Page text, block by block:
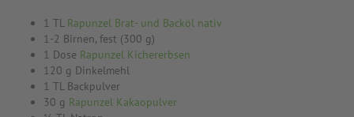
1 TL Rapunzel Brat- und Backöl nativ
1-2 Birnen, fest (300 g)
1 Dose Rapunzel Kichererbsen
120 g Dinkelmehl
1 TL Backpulver
30 g Rapunzel Kakaopulver